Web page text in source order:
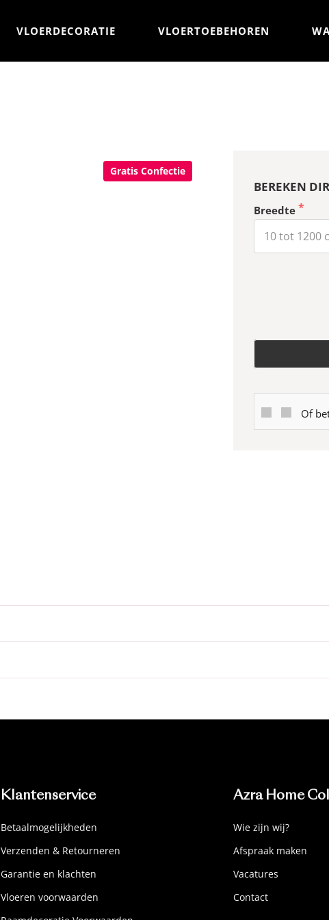
VLOERDECORATIE VLOERTOEBEHOREN
Gratis Confectie
BEREKEN
Breedte
Of
Klantenservice
Betaalmogelijkheden
Verzenden & Retourneren
Garantie en klachten
Vloeren voorwaarden
Azra Home
Wie zijn wij?
Afspraak maken
Vacatures
Contact